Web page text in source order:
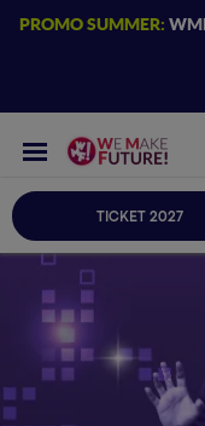
PROMO SUMMER:
TICKET 2027